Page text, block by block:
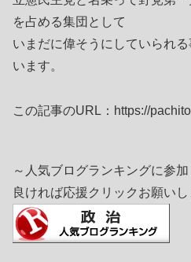
を占める集団として
いまだに偉そうにしていられ
います。
この記事のURL：https://
～人気ブログランキングに参
良ければ応援クリックお願いし